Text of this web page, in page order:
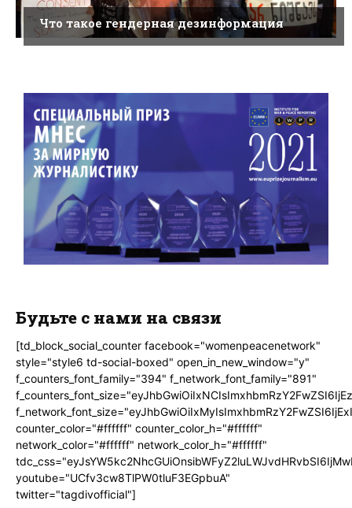
Что такое гендерная дезинформация
Будьте с нами на связи
[td_block_social_counter facebook="womenpeacenetwork"
style="style6 td-social-boxed" open_in_new_window="y"
f_counters_font_family="394" f_network_font_family="891"
counter_color="#ffffff" counter_color_h="#ffffff"
network_color="#ffffff" network_color_h="#ffffff"
youtube="UCfv3cw8TlPW0tluF3EGpbuA"
twitter="tagdivofficial"]